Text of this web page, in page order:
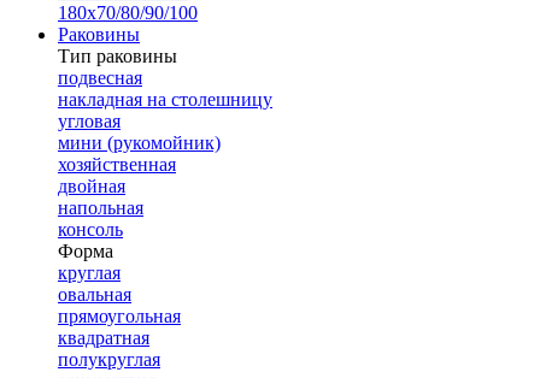
180х70/80/90/100
Раковины
Тип раковины
подвесная
накладная на столешницу
угловая
мини (рукомойник)
хозяйственная
двойная
напольная
консоль
Форма
круглая
овальная
прямоугольная
квадратная
полукруглая